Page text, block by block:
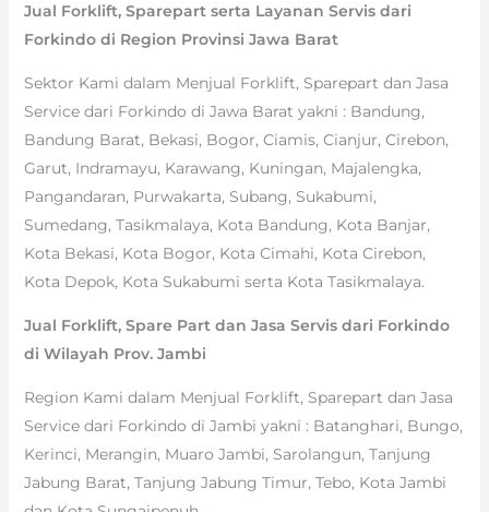
Jual Forklift, Sparepart serta Layanan Servis dari
Forkindo di Region Provinsi Jawa Barat
Sektor Kami dalam Menjual Forklift, Sparepart dan Jasa
Service dari Forkindo di Jawa Barat yakni : Bandung,
Bandung Barat, Bekasi, Bogor, Ciamis, Cianjur, Cirebon,
Garut, Indramayu, Karawang, Kuningan, Majalengka,
Pangandaran, Purwakarta, Subang, Sukabumi,
Sumedang, Tasikmalaya, Kota Bandung, Kota Banjar,
Kota Bekasi, Kota Bogor, Kota Cimahi, Kota Cirebon,
Kota Depok, Kota Sukabumi serta Kota Tasikmalaya.
Jual Forklift, Spare Part dan Jasa Servis dari Forkindo
di Wilayah Prov. Jambi
Region Kami dalam Menjual Forklift, Sparepart dan Jasa
Service dari Forkindo di Jambi yakni : Batanghari, Bungo,
Kerinci, Merangin, Muaro Jambi, Sarolangun, Tanjung
Jabung Barat, Tanjung Jabung Timur, Tebo, Kota Jambi